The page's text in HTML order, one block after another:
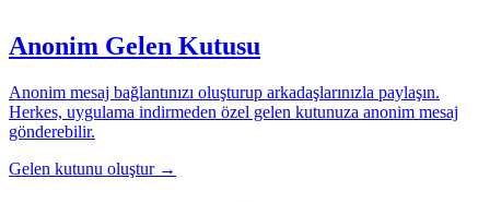
Anonim Gelen Kutusu
Anonim mesaj bağlantınızı oluşturup arkadaşlarınızla paylaşın.
Herkes, uygulama indirmeden özel gelen kutunuza anonim mesaj
gönderebilir.
Gelen kutunu oluştur→